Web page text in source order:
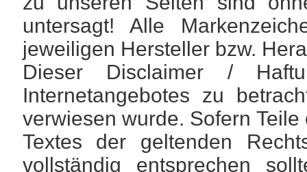
untersagt! Alle
jeweiligen Hersteller bzw.
Dieser Disclaimer /
Internetangebotes zu
verwiesen wurde. Sofern
Textes der geltenden
vollständig entsprechen